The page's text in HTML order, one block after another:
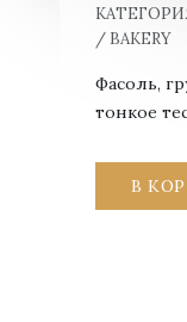
/ BAKERY
Фасоль,
тонкое
В